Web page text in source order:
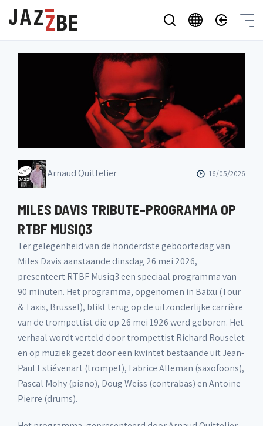
Arnaud Quittelier 16/05/2026
MILES DAVIS TRIBUTE-PROGRAMMA OP
RTBF MUSIQ3
Ter gelegenheid van de honderdste geboortedag van
Miles Davis aanstaande dinsdag 26 mei 2026,
presenteert RTBF Musiq3 een speciaal programma van
90 minuten. Het programma, opgenomen in Baixu (Tour
& Taxis, Brussel), blikt terug op de uitzonderlijke carrière
van de trompettist die op 26 mei 1926 werd geboren. Het
verhaal wordt verteld door trompettist Richard Rouselet
en op muziek gezet door een kwintet bestaande uit Jean-
Paul Estiévenart (trompet), Fabrice Alleman (saxofoons),
Pascal Mohy (piano), Doug Weiss (contrabas) en Antoine
Pierre (drums).